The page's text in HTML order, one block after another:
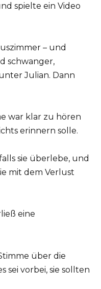
spielte ein Video
– und
schwanger,
Julian. Dann
war klar zu hören
erinnern solle.
sie überlebe, und
mit dem Verlust
eine
über die
sei vorbei, sie sollten